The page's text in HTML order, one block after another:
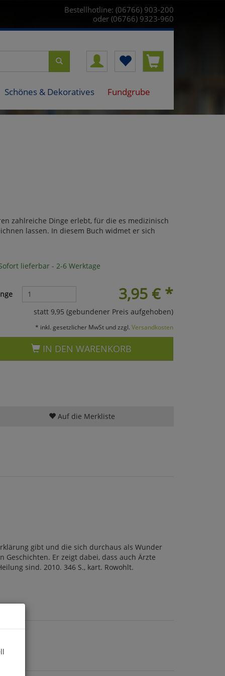
Bestellhotline: (06766) 903-200
oder (06766) 9323-960
Schönes & Dekoratives Fundgrube
zahlreiche Dinge erlebt, für die es medizinisch
lassen. In diesem Buch widmet er sich
lieferbar - 2-6 Werktage
3,95 €*
statt 9,95 (gebundener Preis aufgehoben)
* inkl. gesetzlicher MwSt und zzgl. Versandkosten
IN DEN WARENKORB
Auf die Merkliste
gibt und die sich durchaus als Wunder
Er zeigt dabei, dass auch Ärzte
sind. 2010. 346 S., kart. Rowohlt.